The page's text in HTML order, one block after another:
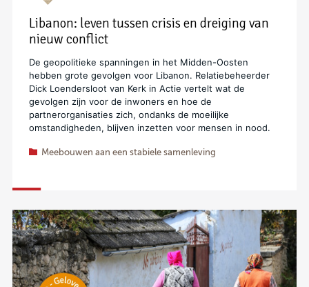
Libanon: leven tussen crisis en dreiging van
nieuw conflict
De geopolitieke spanningen in het Midden-Oosten
hebben grote gevolgen voor Libanon. Relatiebeheerder
Dick Loendersloot van Kerk in Actie vertelt wat de
gevolgen zijn voor de inwoners en hoe de
partnerorganisaties zich, ondanks de moeilijke
omstandigheden, blijven inzetten voor mensen in nood.
Meebouwen aan een stabiele samenleving